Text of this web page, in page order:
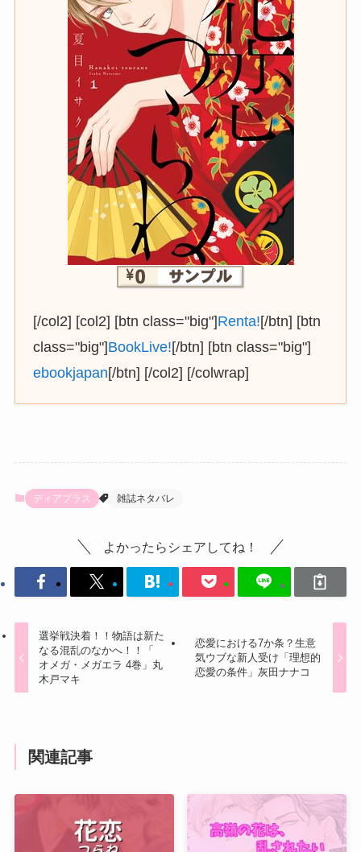
[/col2] [col2] [btn class="big"]Renta![/btn] [btn
class="big"]BookLive![/btn] [btn class="big"]
ebookjapan[/btn] [/col2] [/colwrap]
ディアプラス 雑誌ネタバレ
よかったらシェアしてね！
選挙戦決着！！物語は新た
なる混乱のなかへ！！「
オメガ・メガエラ 4巻」丸
木戸マキ
恋愛における7か条？生意
気ウブな新人受け「理想的
恋愛の条件」灰田ナナコ
関連記事